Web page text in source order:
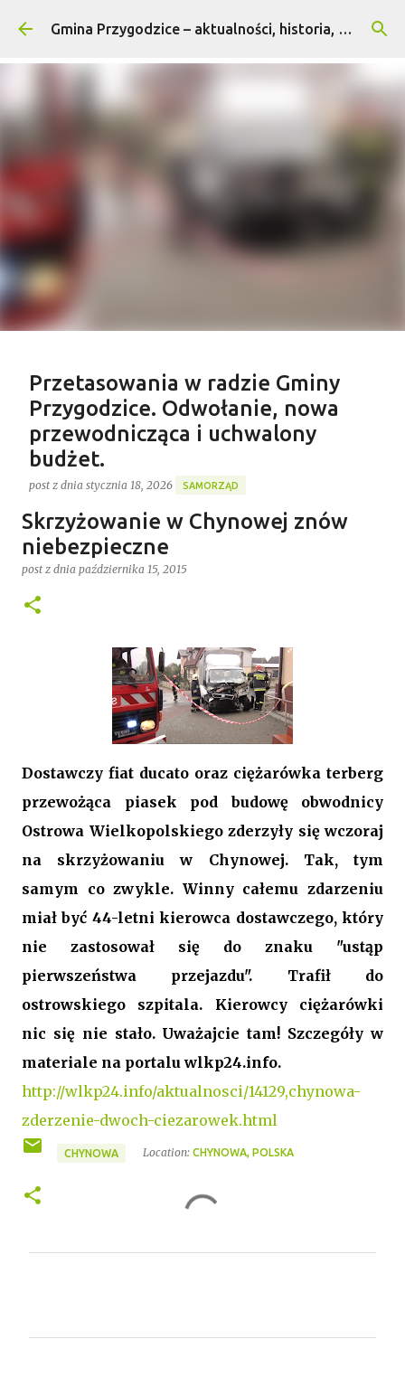
Przejdź do głównej zawartości Gmina Przygodzice – aktualności, historia, turystyka
Gospodarstwo Rybackie Przygodzice
Najnowszy post
Przetasowania w radzie Gminy
Przygodzice. Odwołanie, nowa
przewodnicząca i uchwalony
budżet.
post z dnia stycznia 18, 2026 SAMORZĄD
Ponad 4 godziny trwała ostatnia w 2025 roku XVI sesja
Rady Gminy Przygodzice ustanawiając dotychczasowy
rekord długości posiedzenia rady w kadencji 2024-
„ZMIANA”. Jednym z pierwszych punktów był bowiem
Wnuk finalnie stracił stanowisko, a nową
przewodniczącą została Joanna Jabłecka -
dotychczasowa wiceprzewodnicząca.
Skrzyżowanie w Chynowej znów
niebezpieczne
post z dnia października 15, 2015
Dostawczy fiat ducato oraz ciężarówka terberg
przewożąca piasek pod budowę obwodnicy
Ostrowa Wielkopolskiego zderzyły się wczoraj
na skrzyżowaniu w Chynowej. Tak, tym
samym co zwykle. Winny całemu zdarzeniu
miał być 44-letni kierowca dostawczego, który
nie zastosował się do znaku "ustąp
pierwszeństwa przejazdu". Trafił do
ostrowskiego szpitala. Kierowcy ciężarówki
nic się nie stało. Uważajcie tam! Szczegóły w
materiale na portalu wlkp24.info.
http://wlkp24.info/aktualnosci/14129,chynowa-
zderzenie-dwoch-ciezarowek.html
CHYNOWA Location: CHYNOWA, POLSKA